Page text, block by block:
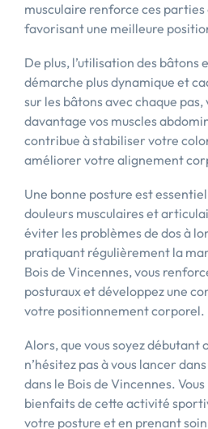
musculaire renforce ces parties
favorisant une meilleure
De plus, l’utilisation des bâtons
démarche plus dynamique et
sur les bâtons avec chaque pas,
davantage vos muscles
contribue à stabiliser votre
améliorer votre alignement
Une bonne posture est
douleurs musculaires et
éviter les problèmes de dos à
pratiquant régulièrement la
Bois de Vincennes, vous
posturaux et développez une
votre positionnement corporel.
Alors, que vous soyez débutant
n’hésitez pas à vous lancer
dans le Bois de Vincennes.
bienfaits de cette activité
votre posture et en prenant